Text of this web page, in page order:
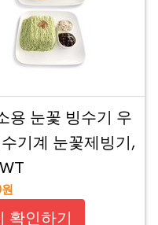
용 눈꽃 빙수기 우
기계 눈꽃제빙기,
확인하기